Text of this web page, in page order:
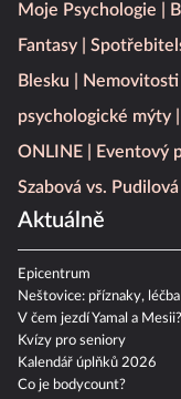
Moje Psychologie
Fantasy
Blesku
Nemovitosti
psychologické mýty
ONLINE
Eventový
Szabová vs. Pudilová
Aktuálně
Epicentrum
Neštovice: příznaky, léčba
V čem jezdí Yamal a Mesii?
Kvízy pro seniory
Kalendář úplňků 2026
Co je bodycount?